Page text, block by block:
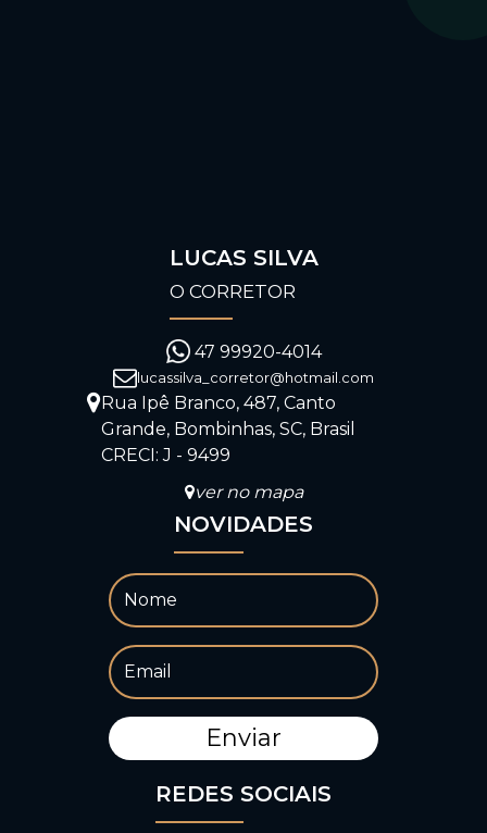
LUCAS SILVA
O CORRETOR
47 99920-4014
lucassilva_corretor@hotmail.com
Rua Ipê Branco, 487, Canto
Grande, Bombinhas, SC, Brasil
CRECI: J - 9499
ver no mapa
NOVIDADES
REDES SOCIAIS